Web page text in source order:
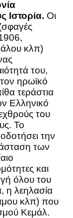
Ιστορία. Οι
κλπ)
του,
ηρωϊκό
τεράστια
Ελληνικό
του
Το
την
των
και
όλου του
η λεηλασία
κλπ) που
Κεμάλ.